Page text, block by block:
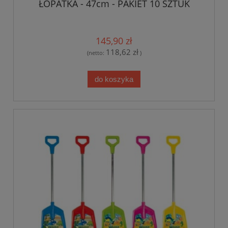
ŁOPATKA - 47cm - PAKIET 10 SZTUK
145,90 zł
(netto: 118,62 zł)
do koszyka